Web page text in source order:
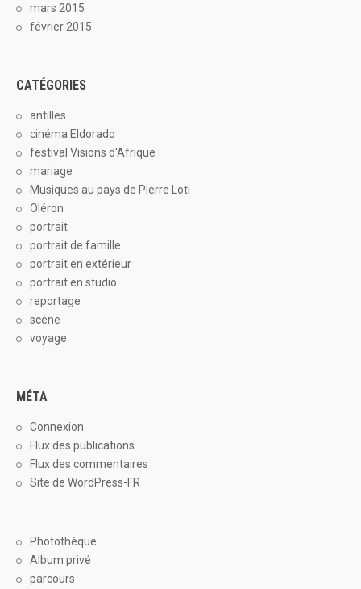
mars 2015
février 2015
CATÉGORIES
antilles
cinéma Eldorado
festival Visions d'Afrique
mariage
Musiques au pays de Pierre Loti
Oléron
portrait
portrait de famille
portrait en extérieur
portrait en studio
reportage
scène
voyage
MÉTA
Connexion
Flux des publications
Flux des commentaires
Site de WordPress-FR
Photothèque
Album privé
parcours